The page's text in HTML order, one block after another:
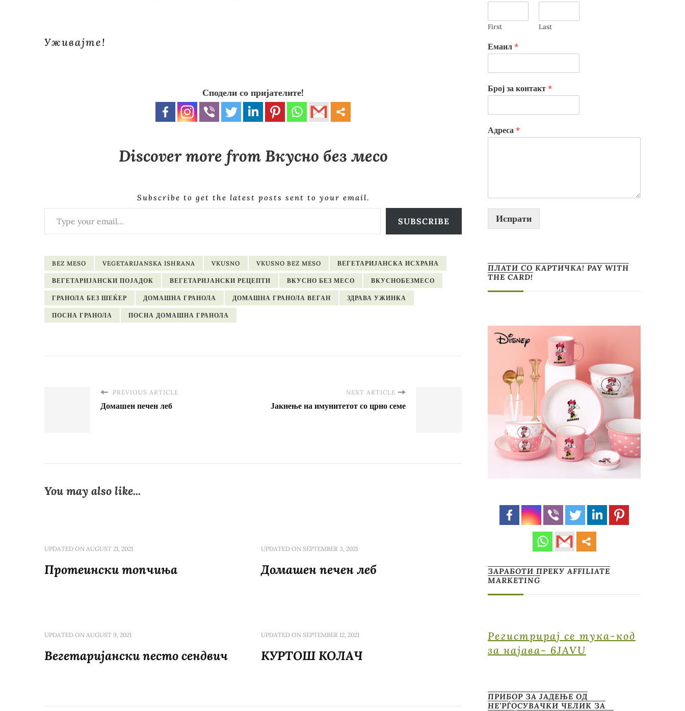
Уживајте!
Сподели со пријателите!
Discover more from Вкусно без месо
Subscribe to get the latest posts sent to your email.
Type your email…
SUBSCRIBE
BEZ MESO VEGETARIJANSKA ISHRANA VKUSNO VKUSNO BEZ MESO ВЕГЕТАРИЈАНСКА ИСХРАНА
ВЕГЕТАРИЈАНСКИ ПОЈАДОК ВЕГЕТАРИЈАНСКИ РЕЦЕПТИ ВКУСНО БЕЗ МЕСО ВКУСНОБЕЗМЕСО
ГРАНОЛА БЕЗ ШЕЌЕР ДОМАШНА ГРАНОЛА ДОМАШНА ГРАНОЛА ВЕГАН ЗДРАВА УЖИНКА
ПОСНА ГРАНОЛА ПОСНА ДОМАШНА ГРАНОЛА
PREVIOUS ARTICLE
Домашен печен леб
NEXT ARTICLE
Јакнење на имунитетот со црно семе
You may also like...
UPDATED ON AUGUST 21, 2021
Протеински топчиња
UPDATED ON SEPTEMBER 3, 2021
Домашен печен леб
UPDATED ON AUGUST 9, 2021
Вегетаријански песто сендвич
UPDATED ON SEPTEMBER 12, 2021
КУРТОШ КОЛАЧ
First Last
Емаил *
Број за контакт *
Адреса *
Испрати
ПЛАТИ СО КАРТИЧКА! PAY WITH
THE CARD!
ЗАРАБОТИ ПРЕКУ AFFILIATE
MARKETING
Регистрирај се тука-код
за најава- 6JAVU
ПРИБОР ЗА ЈАДЕЊЕ ОД
НЕ’РЃОСУВАЧКИ ЧЕЛИК ЗА